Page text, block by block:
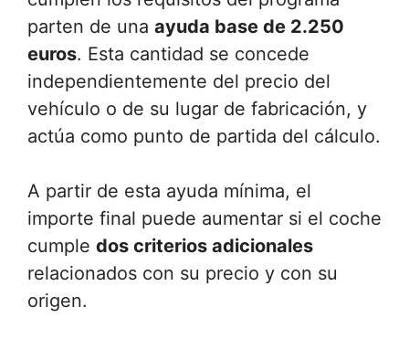
parten de una ayuda base de 2.250
euros. Esta cantidad se concede
independientemente del precio del
vehículo o de su lugar de fabricación, y
actúa como punto de partida del cálculo.
A partir de esta ayuda mínima, el
importe final puede aumentar si el coche
cumple dos criterios adicionales
relacionados con su precio y con su
origen.